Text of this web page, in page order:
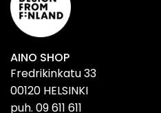
AINO SHOP
Fredrikinkatu 33
00120 HELSINKI
puh. 09 611 611